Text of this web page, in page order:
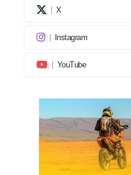
X
Instagram
YouTube